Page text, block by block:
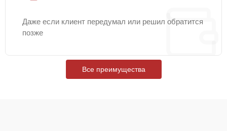
Даже если клиент передумал или решил обратится
позже
Все преимущества